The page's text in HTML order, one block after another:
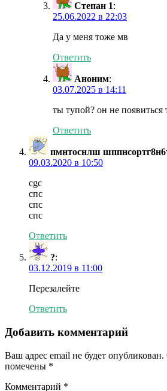
Степан 1:
25.06.2022 в 22:03
Да у меня тоже мв
Ответить
Аноним:
03.07.2025 в 14:11
ты тупой? он не появиться
Ответить
пмнтоснлш
09.03.2020 в 10:50
cgc
спс
спс
спс
Ответить
?:
03.12.2019 в 11:00
Перезалейте
Ответить
Добавить комментарий
Ваш адрес email не будет опубликован.
помечены *
Комментарий *